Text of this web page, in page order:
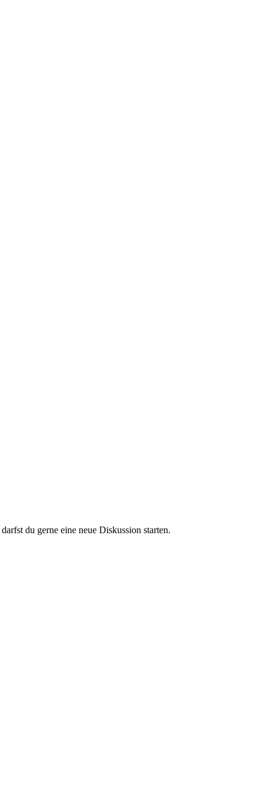
du gerne eine neue Diskussion starten.